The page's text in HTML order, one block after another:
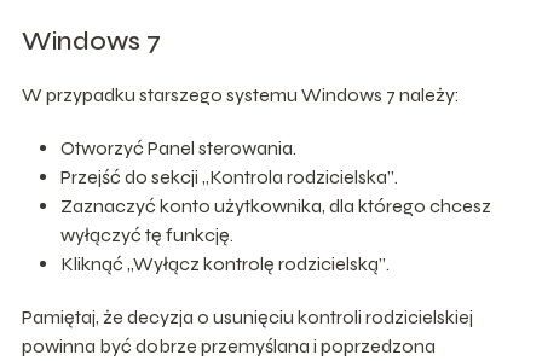
Windows 7
W przypadku starszego systemu Windows 7 należy:
Otworzyć Panel sterowania.
Przejść do sekcji „Kontrola rodzicielska”.
Zaznaczyć konto użytkownika, dla którego chcesz
wyłączyć tę funkcję.
Kliknąć „Wyłącz kontrolę rodzicielską”.
Pamiętaj, że decyzja o usunięciu kontroli rodzicielskiej
powinna być dobrze przemyślana i poprzedzona